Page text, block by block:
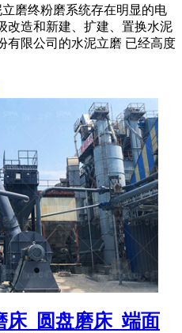
磨终粉磨系统存在明显的电
改造和新建、扩建、置换水泥
有限公司的水泥立磨 已经高度
床_圆盘磨床_端面